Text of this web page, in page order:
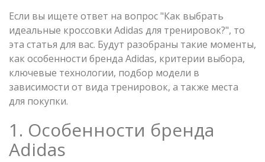
Если вы ищете ответ на вопрос "Как выбрать
идеальные кроссовки Adidas для тренировок?", то
эта статья для вас. Будут разобраны такие моменты,
как особенности бренда Adidas, критерии выбора,
ключевые технологии, подбор модели в
зависимости от вида тренировок, а также места
для покупки.
1. Особенности бренда
Adidas